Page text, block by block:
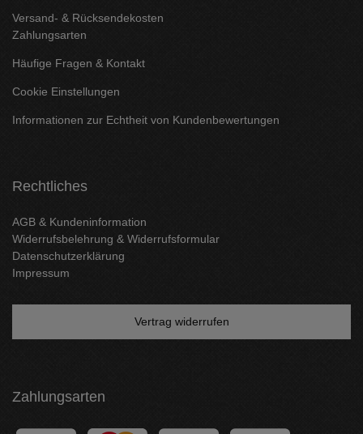
Versand- & Rücksendekosten
Zahlungsarten
Häufige Fragen & Kontakt
Cookie Einstellungen
Informationen zur Echtheit von Kundenbewertungen
Rechtliches
AGB & Kundeninformation
Widerrufsbelehrung & Widerrufsformular
Datenschutzerklärung
Impressum
Vertrag widerrufen
Zahlungsarten